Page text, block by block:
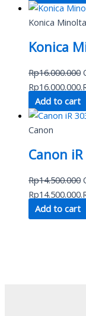
Konica Minolta
Konica
Rp16.000.000
Rp16.000.000.
Add to cart
Canon
Canon
Rp14.500.000
Rp14.500.000.
Add to cart